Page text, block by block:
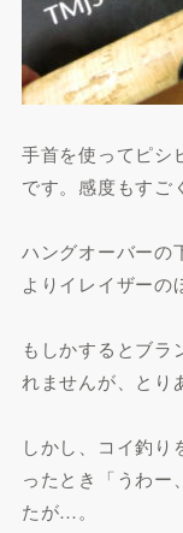
手首を使ってピシ
です。感度もすご
ハングオーバーの
よりイレイザーの
もしかするとブラ
れませんが、とり
しかし、コイ釣り
ったとき「うわー
たが…。